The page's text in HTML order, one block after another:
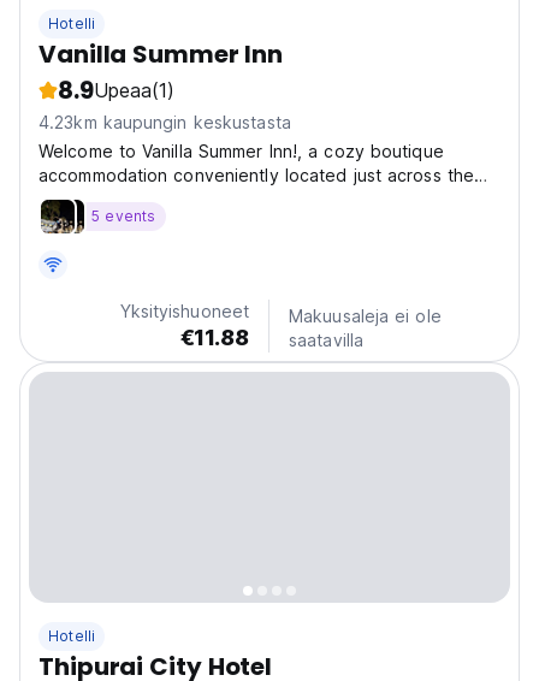
Hotelli
Vanilla Summer Inn
8.9Upeaa(1)
4.23km kaupungin keskustasta
Welcome to Vanilla Summer Inn!, a cozy boutique
accommodation conveniently located just across the
road from the famous Cicada and Tamarind Markets.
The beach is only an eight-minute walk away
neighborhood...
5 events
Yksityishuoneet
€11.88
Makuusaleja ei ole
saatavilla
Hotelli
Thipurai City Hotel